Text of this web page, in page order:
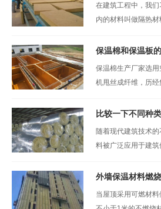
在建筑工程中，我
内的材料叫做隔热材
保温棉和保温板
保温棉生产厂家选
机甩丝成纤维，历经
比较一下不同种
随着现代建筑技术
料被广泛应用于建筑
外墙保温材料燃
当屋顶采用可燃材